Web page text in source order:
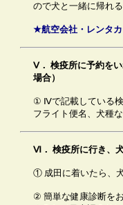
ので犬と一緒に帰れる
★航空会社・レンタ
Ⅴ． 検疫所に予約を
場合）
① Ⅳで記載している検
フライト便名、犬種な
Ⅵ． 検疫所に行き、
① 成田に着いたら、
② 簡単な健康診断を